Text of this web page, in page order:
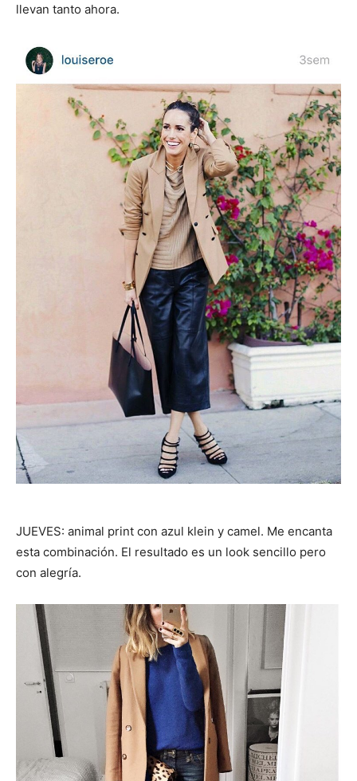
llevan tanto ahora.
JUEVES: animal print con azul klein y camel. Me encanta
esta combinación. El resultado es un look sencillo pero
con alegría.